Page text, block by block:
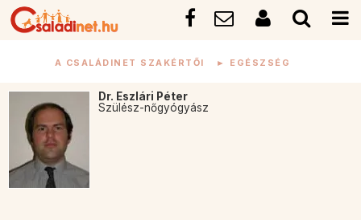
A CSALÁDINET SZAKÉRTŐI ► EGÉSZSÉG
Dr. Eszlári Péter
Szülész-nőgyógyász